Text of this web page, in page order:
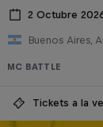
2 Octubre
Buenos Aires,
MC BATTLE
Tickets a la